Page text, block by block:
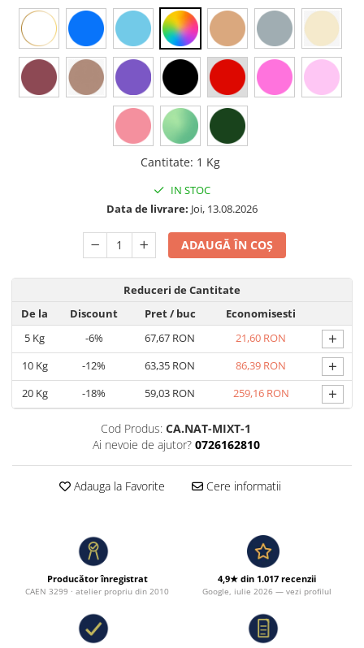
Cantitate: 1 Kg
IN STOC
Data de livrare: Joi, 13.08.2026
ADAUGĂ ÎN COȘ
Reduceri de Cantitate
De la
Discount Pret/ buc
Economisesti
5 Kg -6% 67,67 RON 21,60 RON +
10Kg -12% 63,35 RON 86,39 RON +
20Kg -18% 59,03 RON 259,16 RON +
Cod Produs: CA.NAT-MIXT-1
Ai nevoie de ajutor? 0726162810
Adauga la Favorite Cere informatii
Producător înregistrat
CAEN 3299 · atelier propriu din 2010
4,9★ din 1.017 recenzii
Google, iulie 2026 — vezi profilul